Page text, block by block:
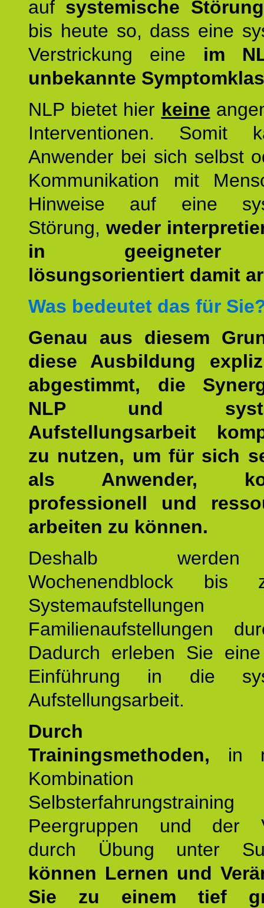
auf systemische
bis heute so, dass eine
Verstrickung eine im
unbekannte
NLP bietet hier keine
Interventionen. Somit
Anwender bei sich selbst
Kommunikation mit
Hinweise auf eine
Störung, weder
in geeigneter
lösungsorientiert damit
Was bedeutet das für
Genau aus diesem
diese Ausbildung
abgestimmt, die
NLP und
Aufstellungsarbeit
zu nutzen, um für sich
als Anwender,
professionell und
arbeiten zu können.
Deshalb
Wochenendblock bis
Familienaufstellungen
Dadurch erleben Sie
Einführung in die
Aufstellungsarbeit.
Durch
Trainingsmethoden, in
Peergruppen und der
durch Übung unter
können Lernen und
Sie zu einem tief